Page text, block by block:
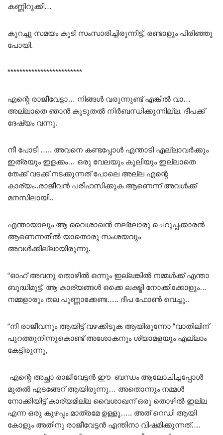
കണ്ണിറുക്കി…
കുറച്ചു സമയം കൂടി സംസാരിച്ചിരുന്നിട്ട്, രണ്ടാളും പിരിഞ്ഞു
പോയി.
*************************
എന്റെ രാജീവേട്ടാ… നിങ്ങൾ വരുന്നുണ്ട് എങ്കിൽ വാ…
അല്ലാതെ ഞാൻ കൂടുതൽ നിർബന്ധിക്കുന്നില്ല. ദീപക്ക്
ദേഷ്യം വന്നു.
നീ പോടീ ….. അവനെ കണ്ടപ്പോൾ എന്താടി എല്ലാവർക്കും
ഇത്രയും ഇളക്കം… ഒരു വേലയും കൂലിയും ഇല്ലാതെ
തേക്ക് വടക്ക് നടക്കുന്നത് പോലെ അല്ല എന്റെ
കാര്യം..രാജീവൻ പരിഹസിക്കുക ആണെന്ന് അവൾക്ക്
മനസിലായി..
എന്തായാലും ആ വൈശാഖൻ നല്ലോരു ചെറുപ്പക്കാരൻ
ആണെന്നതിൽ യാതൊരു സംശയവും
അവൾക്കില്ലായിരുന്നു.
“ഓഹ് അവനു തൊഴിൽ ഒന്നും ഇല്ലങ്കിൽ നമ്മൾക്ക് എന്താ
ബുദ്ധിമുട്ട്. ആ കാര്യങ്ങൾ ഒക്കെ ലക്ഷ്മി നോക്കിക്കോളും…
നമ്മളാരും തല പുണ്ണാക്കേണ്ട….. ദീപ ഫോൺ വെച്ചു..
“നീ രാജീവനും ആയിട്ട് വഴക്കിടുക ആയിരുന്നോ “വാതിലിന്
പുറത്തുനിന്നുകൊണ്ട് അശോകനും ശ്യാമളയും എല്ലാം
കേട്ടിരുന്നു,
എന്റെ അച്ഛാ രാജീവേട്ടൻ ഈ ബന്ധം ആലോചിച്ചപ്പോൾ
മുതൽ എടങ്ങേറ് ആയിരുന്നു… അതൊന്നും നമ്മൾ
നോക്കിയിട്ട് കാര്യമില്ല വൈശാഖന് ഒരു തൊഴിൽ ഇല്ല
എന്ന ഒരു കുഴപ്പം മാത്രമേ ഉള്ളൂ….. അത് റെഡി ആയി
കോളും അതിനു രാജീവേട്ടൻ എന്തിനാ വിഷമിക്കുന്നത്….